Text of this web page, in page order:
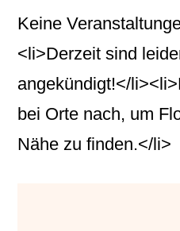
Keine
<li>Derzeit sind
angekündigt!</
bei Orte nach, um
Nähe zu finden.</li>